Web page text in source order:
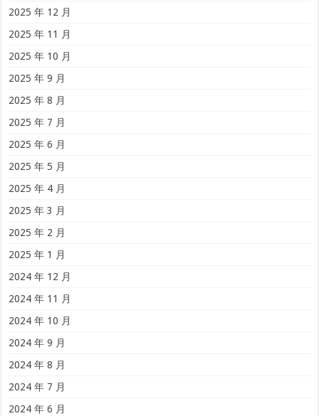
2025 年 12 月
2025 年 11 月
2025 年 10 月
2025 年 9 月
2025 年 8 月
2025 年 7 月
2025 年 6 月
2025 年 5 月
2025 年 4 月
2025 年 3 月
2025 年 2 月
2025 年 1 月
2024 年 12 月
2024 年 11 月
2024 年 10 月
2024 年 9 月
2024 年 8 月
2024 年 7 月
2024 年 6 月